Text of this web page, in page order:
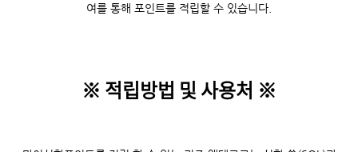
여를 통해 포인트를 적립할 수 있습니다.
※ 적립방법 및 사용처 ※